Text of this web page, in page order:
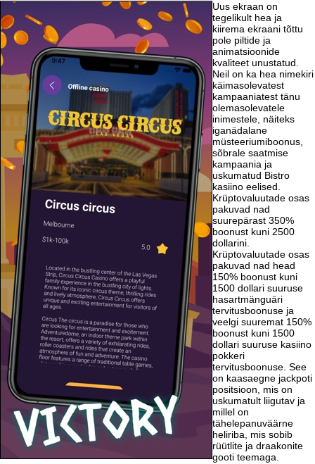
Uus ekraan on
tegelikult hea ja
kiirema ekraani tõttu
pole piltide ja
animatsioonide
kvaliteet unustatud.
Neil on ka hea nimekiri
käimasolevatest
kampaaniatest tänu
olemasolevatele
inimestele, näiteks
iganädalane
müsteeriumiboonus,
sõbrale saatmise
kampaania ja
uskumatud Bistro
kasiino eelised.
Krüptovaluutade osas
pakuvad nad
suurepärast 350%
boonust kuni 2500
dollarini.
Krüptovaluutade osas
pakuvad nad head
150% boonust kuni
1500 dollari suuruse
hasartmänguäri
tervitusboonuse ja
veelgi suuremat 150%
boonust kuni 1500
dollari suuruse kasiino
pokkeri
tervitusboonuse. See
on kaasaegne jackpoti
positsioon, mis on
uskumatult liigutav ja
millel on
tähelepanuväärne
heliriba, mis sobib
rüütlite ja draakonite
gooti teemaga.